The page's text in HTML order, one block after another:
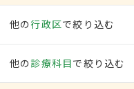
他の行政区で絞り込む
他の 診療科目で絞り込む